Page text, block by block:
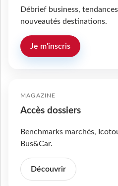
Débrief business,
nouveautés destinations.
Je m'inscris
MAGAZINE
Accès dossiers
Benchmarks marchés,
Bus&Car.
Découvrir